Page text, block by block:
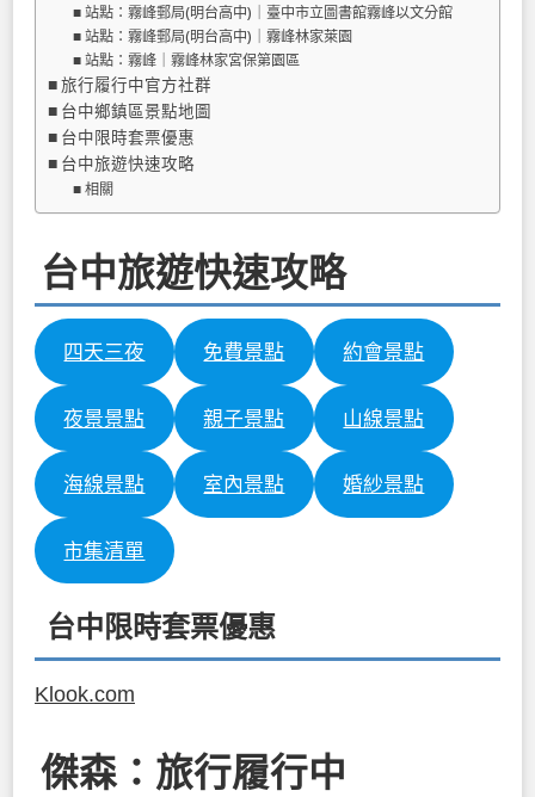
站點：霧峰郵局(明台高中)｜臺中市立圖書館霧峰以文分館
站點：霧峰郵局(明台高中)｜霧峰林家萊園
站點：霧峰｜霧峰林家宮保第園區
旅行履行中官方社群
台中鄉鎮區景點地圖
台中限時套票優惠
台中旅遊快速攻略
相關
台中旅遊快速攻略
四天三夜 免費景點 約會景點
夜景景點 親子景點 山線景點
海線景點 室內景點 婚紗景點
市集清單
台中限時套票優惠
Klook.com
傑森：旅行履行中